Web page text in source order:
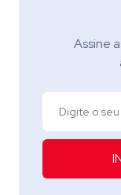
Assine